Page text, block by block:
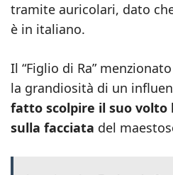
tramite auricolari, dato
è in italiano.
Il “Figlio di Ra”
la grandiosità di un
fatto scolpire il suo
sulla facciata del